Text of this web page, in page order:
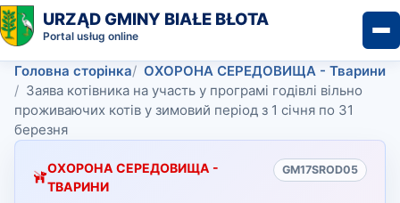
URZĄD GMINY BIAŁE BŁOTA
Portal usług online
Головна сторінка
ОХОРОНА СЕРЕДОВИЩА - Тварини
Заява котівника на участь у програмі годівлі вільно
проживаючих котів у зимовий період з 1 січня по 31
березня
ОХОРОНА СЕРЕДОВИЩА -
ТВАРИНИ
GM17SROD05